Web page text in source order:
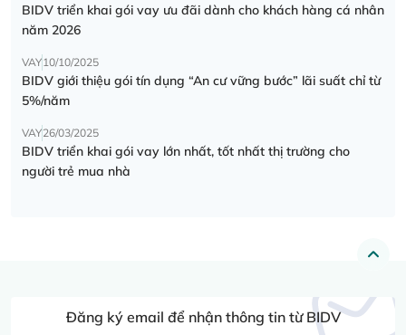
BIDV triển khai gói vay ưu đãi dành cho khách hàng cá nhân
năm 2026
VAY10/10/2025
BIDV giới thiệu gói tín dụng “An cư vững bước” lãi suất chỉ từ
5%/năm
VAY26/03/2025
BIDV triển khai gói vay lớn nhất, tốt nhất thị trường cho
người trẻ mua nhà
Đăng ký email để nhận thông tin từ BIDV